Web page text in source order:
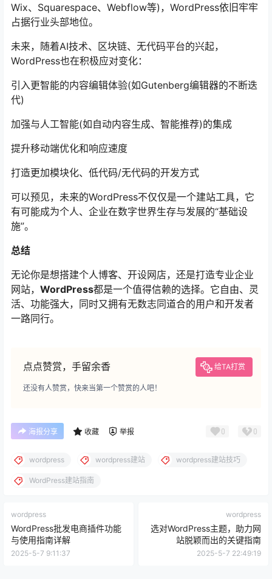
Wix、Squarespace、Webflow等)，WordPress依旧牢牢
占据行业头部地位。
未来，随着AI技术、区块链、无代码平台的兴起，
WordPress也在积极应对变化：
引入更智能的内容编辑体验(如Gutenberg编辑器的不断迭
代)
加强与人工智能(如自动内容生成、智能推荐)的集成
提升移动端优化和响应速度
打造更加模块化、低代码/无代码的开发方式
可以预见，未来的WordPress不仅仅是一个建站工具，它
有可能成为个人、企业在数字世界生存与发展的“基础设
施”。
总结
无论你是想搭建个人博客、开设网店，还是打造专业企业
网站， WordPress都是一个值得信赖的选择。它自由、灵
活、功能强大，同时又拥有无数志同道合的用户和开发者
一路同行。
点点赞赏，手留余香 给TA打赏
还没有人赞赏，快来当第一个赞赏的人吧！
海报分享 收藏 举报 0 0
wordpress wordpress建站 wordpress建站技巧
WordPress建站指南
wordpress
WordPress批发电商插件功能
与使用指南详解
2025-5-7 9:11:37
wordpress
选对WordPress主题，助力网
站脱颖而出的关键指南
2025-5-7 22:49:19